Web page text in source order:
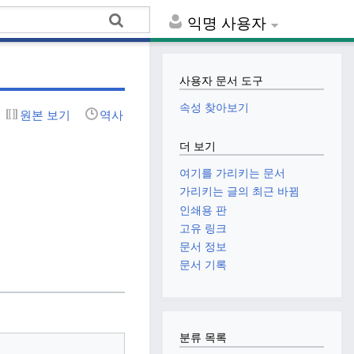
익명 사용자
원본 보기 역사
사용자 문서 도구
속성 찾아보기
더 보기
여기를 가리키는 문서
가리키는 글의 최근 바뀜
인쇄용 판
고유 링크
문서 정보
문서 기록
분류 목록